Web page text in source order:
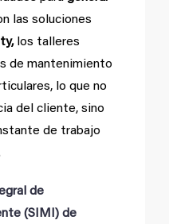
las soluciones
los talleres
de mantenimiento
lo que no
del cliente, sino
de trabajo
de
(SIMI) de